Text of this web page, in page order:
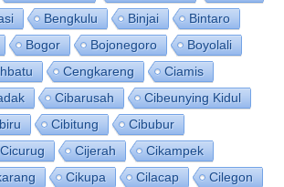
Bengkulu Binjai
Bintaro
Bogor Bojonegoro
Boyolali
Cengkareng
Ciamis
Cibarusah
Cibeunying Kidul
Cibitung
Cibubur
Cicurug Cijerah
Cikampek
Cikupa Cilacap
Cilegon